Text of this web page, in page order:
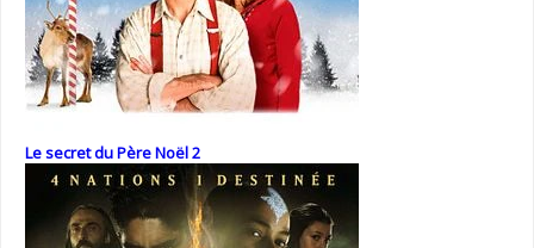
Le secret du Père Noël 2